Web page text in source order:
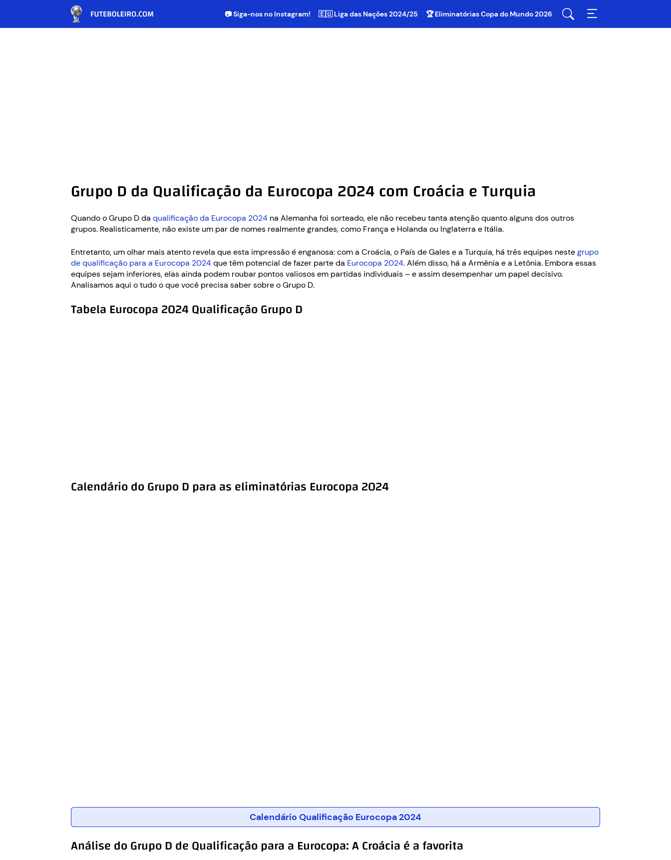
📷 Siga-nos no Instagram! 🇪🇺 Liga das Nações 2024/25 🏆 Eliminatórias Copa do Mundo 2026
Grupo D da Qualificação da Eurocopa 2024 com Croácia e Turquia
Quando o Grupo D da qualificação da Eurocopa 2024 na Alemanha foi sorteado, ele não recebeu tanta atenção quanto alguns dos outros
grupos. Realisticamente, não existe um par de nomes realmente grandes, como França e Holanda ou Inglaterra e Itália.
Entretanto, um olhar mais atento revela que esta impressão é enganosa: com a Croácia, o País de Gales e a Turquia, há três equipes nestegrupo
de qualificação para a Eurocopa 2024que têm potencial de fazer parte da Eurocopa 2024. Além disso, há a Armênia e a Letônia. Embora essas
equipes sejam inferiores, elas ainda podem roubar pontos valiosos em partidas individuais – e assim desempenhar um papel decisivo.
Analisamos aqui o tudo o que você precisa saber sobre o Grupo D.
Tabela Eurocopa 2024 Qualificação Grupo D
Calendário do Grupo D para as eliminatórias Eurocopa 2024
Calendário Qualificação Eurocopa 2024
Análise do Grupo D de Qualificação para a Eurocopa: A Croácia é a favorita